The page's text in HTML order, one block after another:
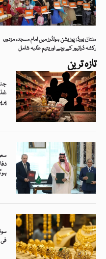
تازہ ترین
فی تولہ 4
ملتان بورڈ: پوزیشن ہولڈرز میں امام مسجد، مزدور،
رکشہ ڈرائیور کے بچے اور یتیم طلبہ شامل